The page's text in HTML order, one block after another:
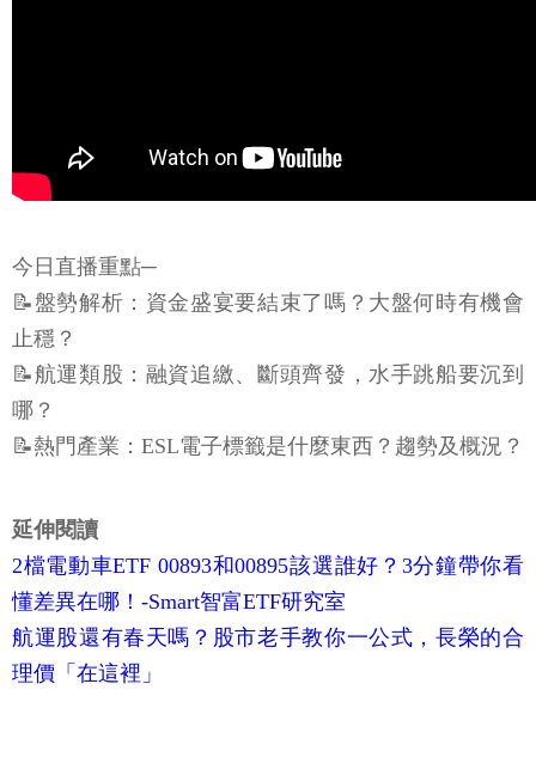
今日直播重點─
📝盤勢解析：資金盛宴要結束了嗎？大盤何時有機會
止穩？
📝航運類股：融資追繳、斷頭齊發，水手跳船要沉到
哪？
📝熱門產業：ESL電子標籤是什麼東西？趨勢及概況？
延伸閱讀
2檔電動車ETF 00893和00895該選誰好？3分鐘帶你看
懂差異在哪！-Smart智富ETF研究室
航運股還有春天嗎？股市老手教你一公式，長榮的合
理價「在這裡」